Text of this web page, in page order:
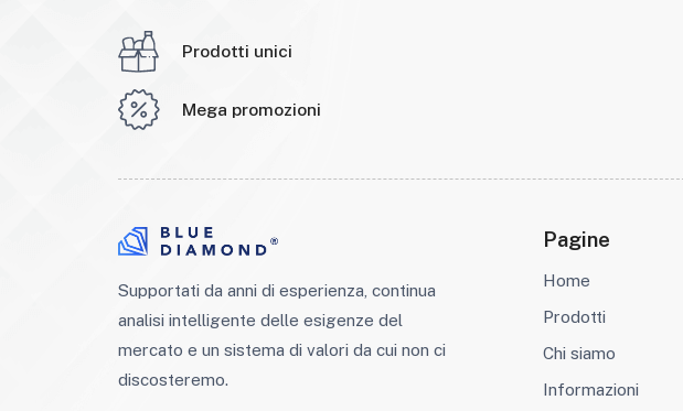
Prodotti unici
Mega promozioni
Supportati da anni di esperienza, continua
analisi intelligente delle esigenze del
mercato e un sistema di valori da cui non ci
discosteremo.
Pagine
Home
Prodotti
Chi siamo
Informazioni